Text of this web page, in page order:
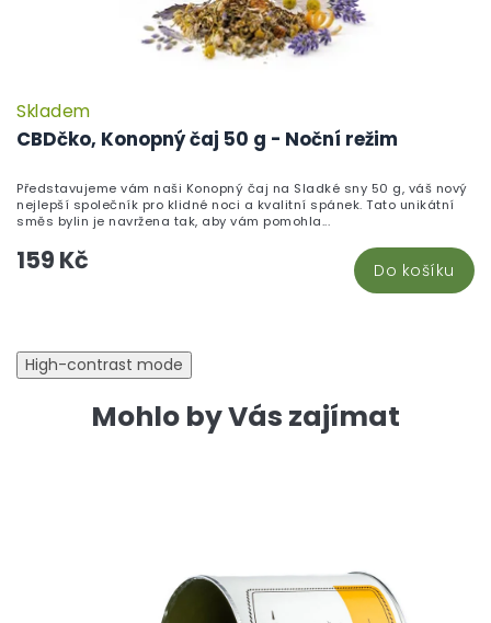
CBDčko, Konopný čaj 50 g - Noční režim
Skladem
159 Kč Do košíku
Představujeme vám naši Konopný čaj na Sladké sny 50 g, váš nový
nejlepší společník pro klidné noci a kvalitní spánek. Tato unikátní
směs bylin je navržena tak, aby vám pomohla...
High-contrast mode
Mohlo by Vás zajímat